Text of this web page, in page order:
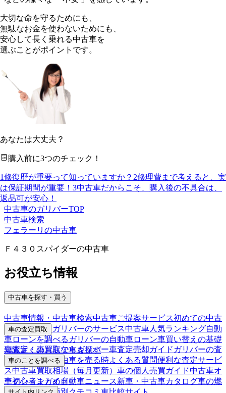
大切な命を守るためにも、
無駄なお金を使わないためにも、
安心して長く乗れる中古車を
選ぶことがポイントです。
あなたは大丈夫？
購入前に3つのチェック！
1修復歴が重要って知っていますか？ 2修理費まで考えると、実
は保証期間が重要！ 3中古車だからこそ、購入後の不具合は、
返品可が安心！
中古車のガリバーTOP
中古車検索
フェラーリの中古車
Ｆ４３０スパイダーの中古車
お役立ち情報
中古車を探す・買う
中古車情報・中古車検索中古車ご提案サービス初めての中古
車購入ガイド
ガリバーのサービス中古車人気ランキング自動
車ローンを調べる ガリバーの自動車ローン車買い替えの基礎
知識近くのお店で車を探す
車の査定買取
車査定・車買取ならガリバー車査定売却ガイド ガリバーの査
定が選ばれる理由車を売る時よくある質問便利な査定サービ
ス中古車買取相場（毎月更新） 車の個人売買ガイド中古車オ
ークションガイド
車のことを調べる
車初心者まとめ自動車ニュース新車・中古車カタログ車の燃